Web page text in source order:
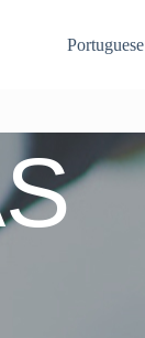
nos Portuguese